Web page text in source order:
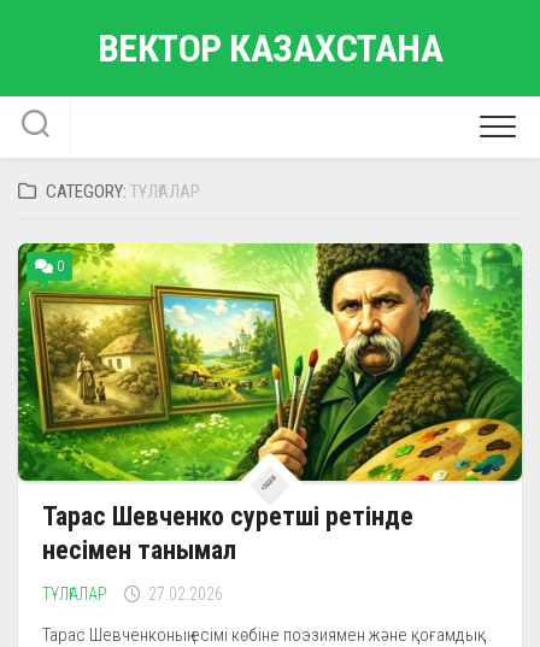
ВЕКТОР КАЗАХСТАНА
CATEGORY: ТҰЛҒАЛАР
0
Тарас Шевченко суретші ретінде
несімен танымал
ТҰЛҒАЛАР 27.02.2026
Тарас Шевченконың есімі көбіне поэзиямен және қоғамдық